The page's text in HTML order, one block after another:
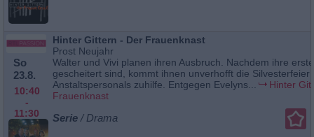
So
23.8.
10:40
-
11:30
Hinter Gittern - Der Frauenknast
Prost Neujahr
Walter und Vivi planen ihren Ausbruch. Nachdem ihre
gescheitert sind, kommt ihnen unverhofft die Silvesterfeier
Anstaltspersonals zuhilfe. Entgegen Evelyns...
Hinter
Frauenknast
Serie / Drama